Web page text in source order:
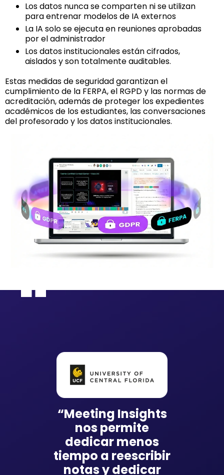
Los datos nunca se comparten ni se utilizan
para entrenar modelos de IA externos
La IA solo se ejecuta en reuniones aprobadas
por el administrador
Los datos institucionales están cifrados,
aislados y son totalmente auditables.
Estas medidas de seguridad garantizan el
cumplimiento de la FERPA, el RGPD y las normas de
acreditación, además de proteger los expedientes
académicos de los estudiantes, las conversaciones
del profesorado y los datos institucionales.
“Meeting Insights
nos permite
dedicar menos
tiempo a reescribir
notas y dedicar